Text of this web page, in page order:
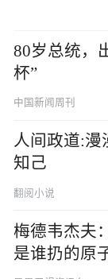
80岁总统，
杯”
中国新闻周刊
人间政道:漫
知己
翻阅小说
梅德韦杰夫
是谁扔的原